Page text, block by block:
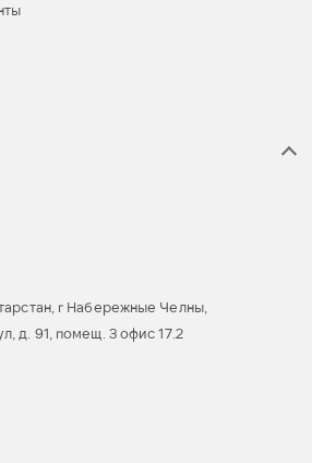
г Набережные Челны,
д. 91, помещ. 3 офис 17.2